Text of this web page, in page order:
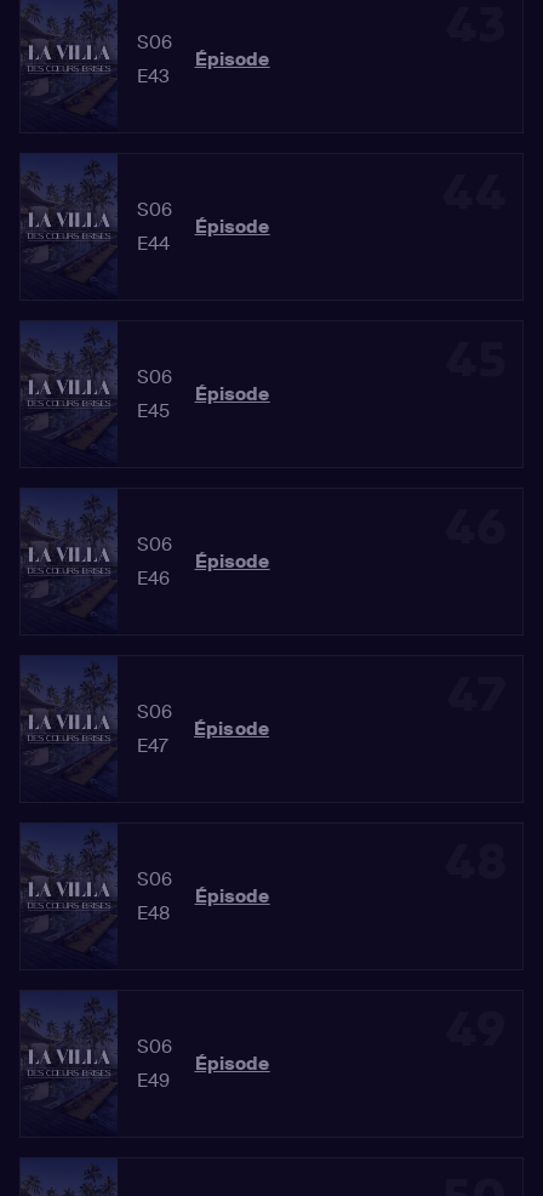
S06
E43
Épisode
S06
E44
Épisode
S06
E45
Épisode
S06
E46
Épisode
S06
E47
Épisode
S06
E48
Épisode
S06
E49
Épisode